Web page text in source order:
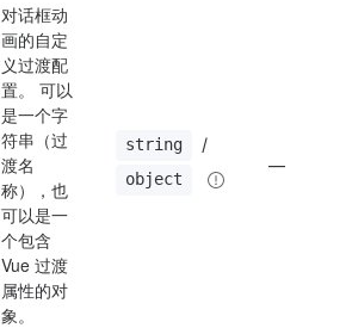
对话框动
画的自定
义过渡配
置。 可以
是一个字
符串（过
渡名
称），也
可以是一
个包含
Vue 过渡
属性的对
象。
string /
object
—